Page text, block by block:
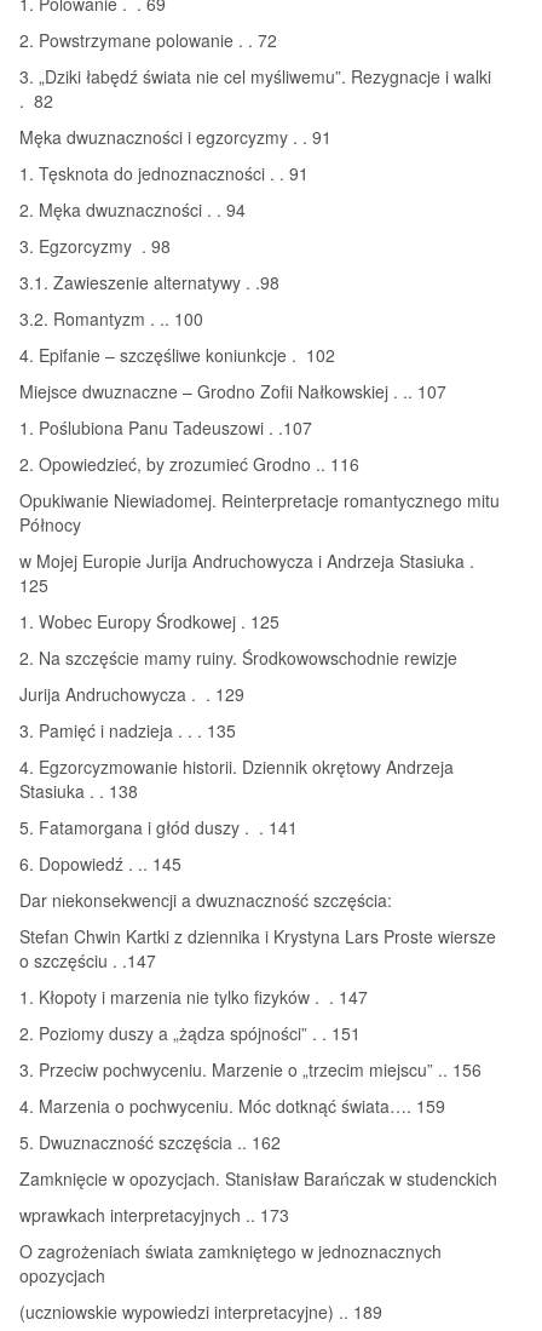
2. Powstrzymane polowanie . . 72
3. „Dziki łabędź świata nie cel myśliwemu”. Rezygnacje i walki
. 82
Męka dwuznaczności i egzorcyzmy . . 91
1. Tęsknota do jednoznaczności . . 91
2. Męka dwuznaczności . . 94
3. Egzorcyzmy . 98
3.1. Zawieszenie alternatywy . .98
3.2. Romantyzm . .. 100
4. Epifanie – szczęśliwe koniunkcje . 102
Miejsce dwuznaczne – Grodno Zofii Nałkowskiej . .. 107
1. Poślubiona Panu Tadeuszowi . .107
2. Opowiedzieć, by zrozumieć Grodno .. 116
Opukiwanie Niewiadomej. Reinterpretacje romantycznego mitu
Północy
w Mojej Europie Jurija Andruchowycza i Andrzeja Stasiuka .
125
1. Wobec Europy Środkowej . 125
2. Na szczęście mamy ruiny. Środkowowschodnie rewizje
Jurija Andruchowycza . . 129
3. Pamięć i nadzieja . . . 135
4. Egzorcyzmowanie historii. Dziennik okrętowy Andrzeja
Stasiuka . . 138
5. Fatamorgana i głód duszy . . 141
6. Dopowiedź . .. 145
Dar niekonsekwencji a dwuznaczność szczęścia:
Stefan Chwin Kartki z dziennika i Krystyna Lars Proste wiersze
o szczęściu . .147
1. Kłopoty i marzenia nie tylko fizyków . . 147
2. Poziomy duszy a „żądza spójności” . . 151
3. Przeciw pochwyceniu. Marzenie o „trzecim miejscu” .. 156
4. Marzenia o pochwyceniu. Móc dotknąć świata…. 159
5. Dwuznaczność szczęścia .. 162
Zamknięcie w opozycjach. Stanisław Barańczak w studenckich
wprawkach interpretacyjnych .. 173
O zagrożeniach świata zamkniętego w jednoznacznych
opozycjach
(uczniowskie wypowiedzi interpretacyjne) .. 189